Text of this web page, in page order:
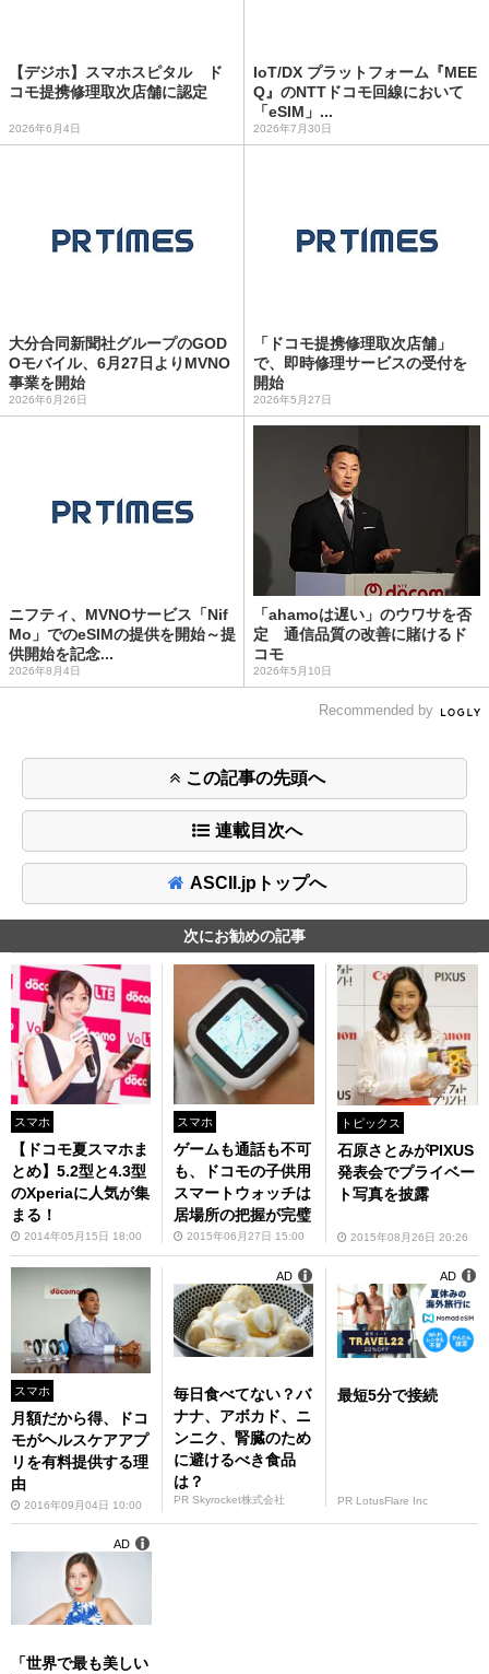
【デジホ】スマホスピタル ド
コモ提携修理取次店舗に認定
2026年6月4日
IoT/DX プラットフォーム『MEE
Q』のNTTドコモ回線において
「eSIM」...
2026年7月30日
大分合同新聞社グループのGOD
Oモバイル、6月27日よりMVNO
事業を開始
2026年6月26日
「ドコモ提携修理取次店舗」
で、即時修理サービスの受付を
開始
2026年5月27日
ニフティ、MVNOサービス「Nif
Mo」でのeSIMの提供を開始～提
供開始を記念...
2026年8月4日
「ahamoは遅い」のウワサを否
定 通信品質の改善に賭けるド
コモ
2026年5月10日
Recommended by
この記事の先頭へ
連載目次へ
ASCII.jpトップへ
次にお勧めの記事
スマホ
【ドコモ夏スマホま
とめ】5.2型と4.3型
のXperiaに人気が集
まる！
2014年05月15日 18:00
スマホ
ゲームも通話も不可
も、ドコモの子供用
スマートウォッチは
居場所の把握が完璧
2015年06月27日 15:00
トピックス
石原さとみがPIXUS
発表会でプライベー
ト写真を披露
2015年08月26日 20:26
スマホ
月額だから得、ドコ
モがヘルスケアアプ
リを有料提供する理
由
2016年09月04日 10:00
毎日食べてない？バ
ナナ、アボカド、ニ
ンニク、腎臓のため
に避けるべき食品
は？
PR Skyrocket株式会社
AD
最短5分で接続
PR LotusFlare Inc
AD
「世界で最も美しい
AD